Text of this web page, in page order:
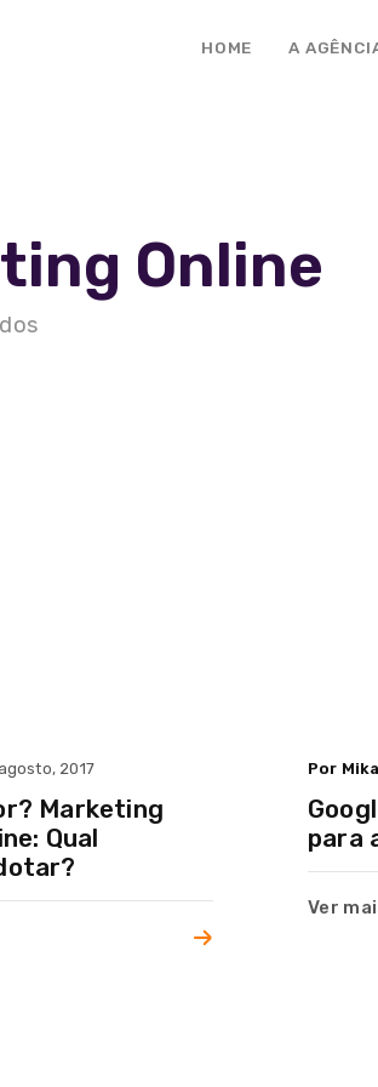
HOME A
Online
2017
Marketing
Qual
Por
para
Ver